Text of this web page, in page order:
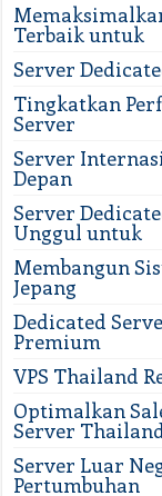
Terbaik untuk
Server
Tingkatkan
Server
Server
Depan
Server
Unggul untuk
Membangun
Jepang
Dedicated
Premium
VPS Thailand
Optimalkan
Server
Server Luar
Pertumbuhan